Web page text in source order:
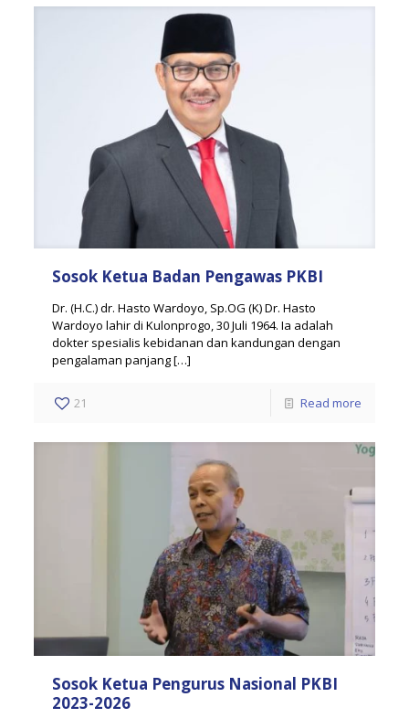
Sosok Ketua Badan Pengawas PKBI
Dr. (H.C.) dr. Hasto Wardoyo, Sp.OG (K) Dr. Hasto
Wardoyo lahir di Kulonprogo, 30 Juli 1964. Ia adalah
dokter spesialis kebidanan dan kandungan dengan
pengalaman panjang[…]
21 Read more
Sosok Ketua Pengurus Nasional PKBI
2023-2026